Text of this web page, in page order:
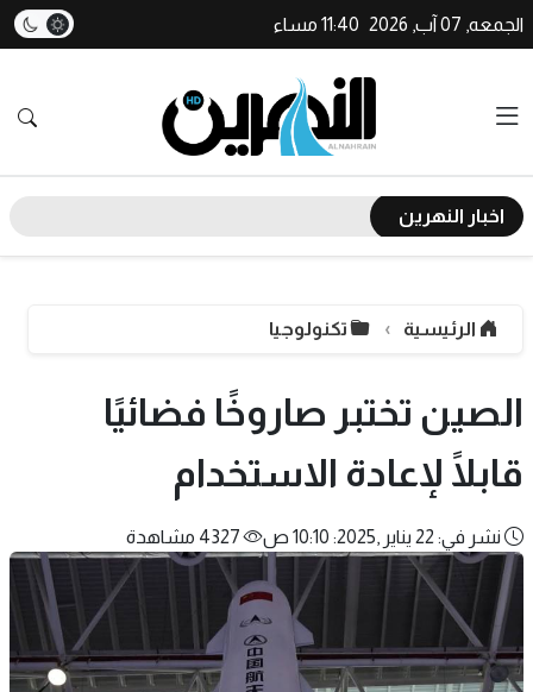
الجمعه, 07 آب, 2026 11:40 مساء
اخبار النهرين
الرئيسية تكنولوجيا
الصين تختبر صاروخًا فضائيًا
قابلًا لإعادة الاستخدام
نشر في: 22 يناير ,2025: 10:10 ص 4327 مشاهدة